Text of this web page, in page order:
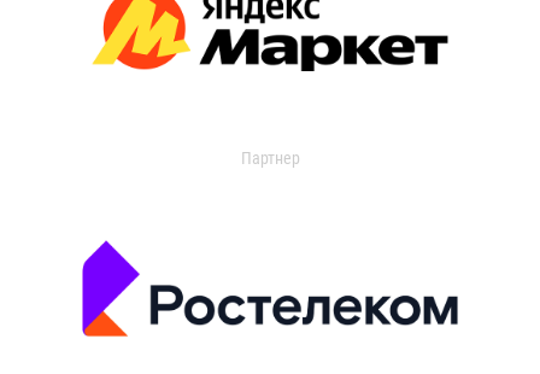
Партнер